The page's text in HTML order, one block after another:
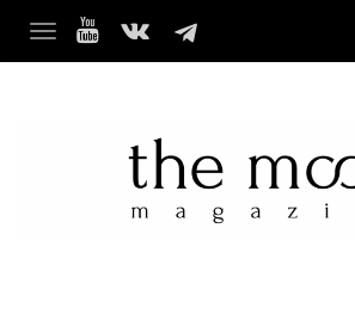
TOGGLE NAVIGATION